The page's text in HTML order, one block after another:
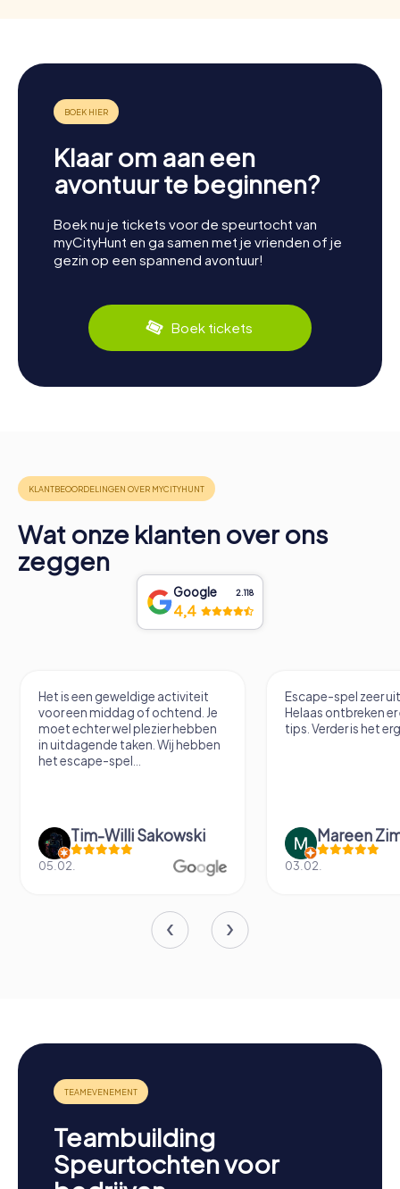
Klaar om aan een
avontuur te beginnen?
Boek nu je tickets voor de speurtocht van
myCityHunt en ga samen met je vrienden of je
gezin op een spannend avontuur!
Boek tickets
Wat onze klanten over ons
zeggen
Google 2.118
4,4
Het is een geweldige activiteit
voor een middag of ochtend. Je
moet echter wel plezier hebben
in uitdagende taken. Wij hebben
het escape-spel...
Tim-Willi Sakowski
05.02.
Escape-spel zeer
Helaas ontbreken er
tips. Verder is het
Mareen
03.02.
Teambuilding
Speurtochten voor